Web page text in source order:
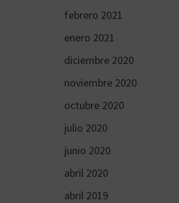
febrero 2021
enero 2021
diciembre 2020
noviembre 2020
octubre 2020
julio 2020
junio 2020
abril 2020
abril 2019